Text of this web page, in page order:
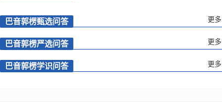
巴音郭楞甄选问答 更多
巴音郭楞严选问答 更多
巴音郭楞学识问答 更多